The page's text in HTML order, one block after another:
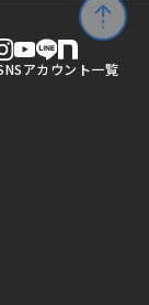
アカウント一覧